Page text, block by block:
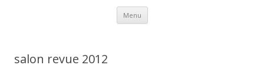
Menu Aller au contenu principal
salon revue 2012